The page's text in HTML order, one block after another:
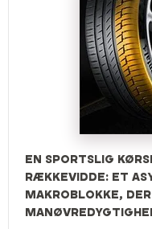
EN SPORTSLIG
RÆKKEVIDDE: ET
MAKROBLOKKE,